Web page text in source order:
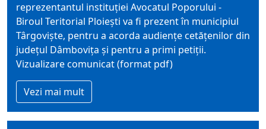
reprezentantul instituţiei Avocatul Poporului -
Biroul Teritorial Ploieşti va fi prezent în municipiul
Târgovişte, pentru a acorda audienţe cetăţenilor din
judeţul Dâmboviţa şi pentru a primi petiţii.
Vizualizare comunicat (format pdf)
Vezi mai mult